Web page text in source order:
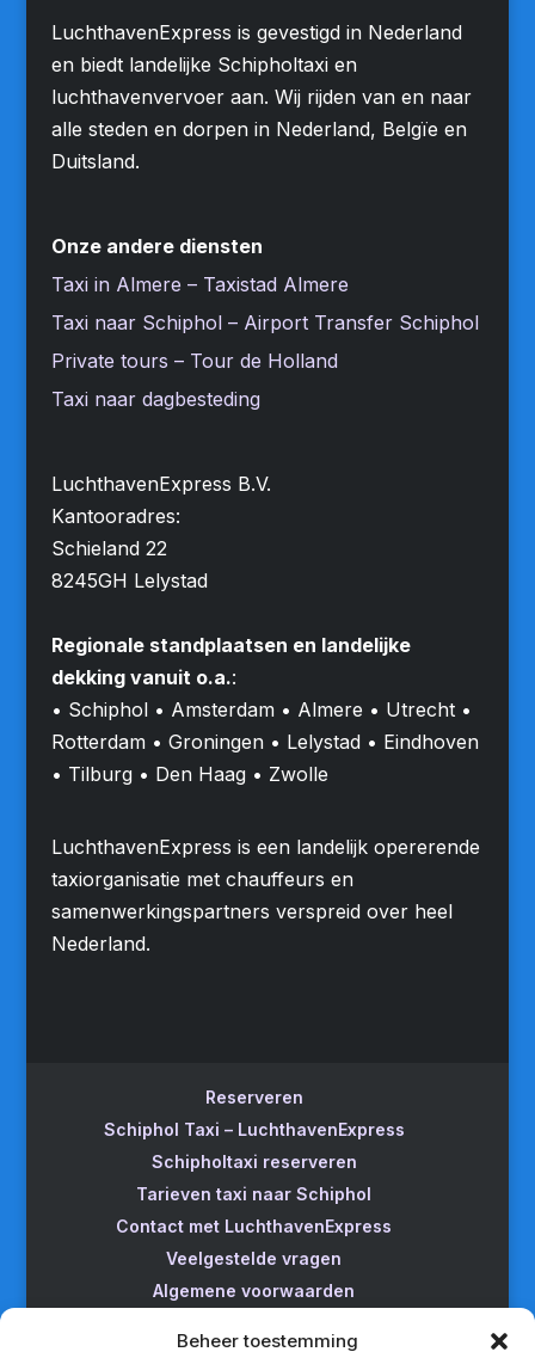
Beheer toestemming
LuchthavenExpress is gevestigd in Nederland
en biedt landelijke Schipholtaxi en
luchthavenvervoer aan. Wij rijden van en naar
alle steden en dorpen in Nederland, Belgïe en
Duitsland.
Onze andere diensten
Taxi in Almere – Taxistad Almere
Taxi naar Schiphol – Airport Transfer Schiphol
Private tours – Tour de Holland
Taxi naar dagbesteding
LuchthavenExpress B.V.
Kantooradres:
Schieland 22
8245GH Lelystad
Regionale standplaatsen en landelijke
dekking vanuit o.a.:
• Schiphol • Amsterdam • Almere • Utrecht •
Rotterdam • Groningen • Lelystad • Eindhoven
• Tilburg • Den Haag • Zwolle
LuchthavenExpress is een landelijk opererende
taxiorganisatie met chauffeurs en
samenwerkingspartners verspreid over heel
Nederland.
Reserveren
Schiphol Taxi – LuchthavenExpress
Schipholtaxi reserveren
Tarieven taxi naar Schiphol
Contact met LuchthavenExpress
Veelgestelde vragen
Algemene voorwaarden